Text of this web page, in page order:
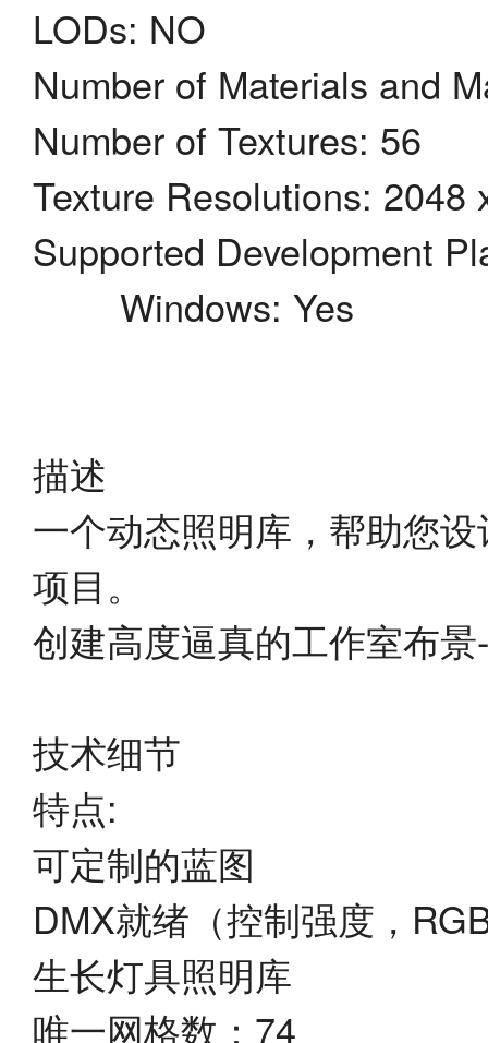
LODs: NO
Number of Materials and
Number of Textures: 56
Texture Resolutions:
Supported Development
Windows: Yes
描述
一个动态照明库，帮助您
项目。
创建高度逼真的工作室布
技术细节
特点:
可定制的蓝图
DMX就绪（控制强度，
生长灯具照明库
唯一网格数：74